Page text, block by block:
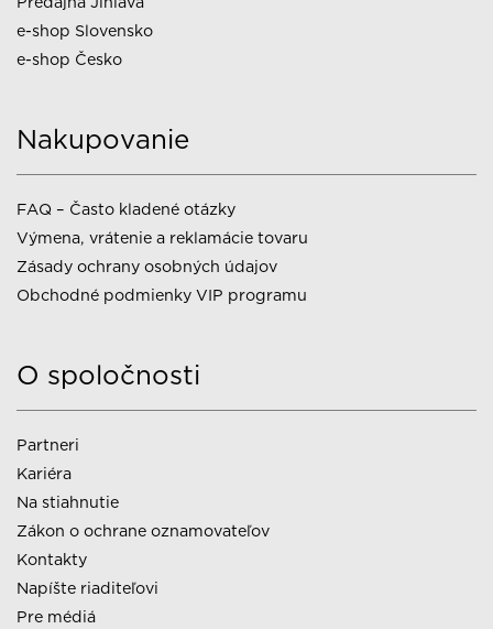
e-shop Slovensko
e-shop Česko
Nakupovanie
FAQ – Často kladené otázky
Výmena, vrátenie a reklamácie tovaru
Zásady ochrany osobných údajov
Obchodné podmienky VIP programu
O spoločnosti
Partneri
Kariéra
Na stiahnutie
Zákon o ochrane oznamovateľov
Kontakty
Napíšte riaditeľovi
Pre médiá